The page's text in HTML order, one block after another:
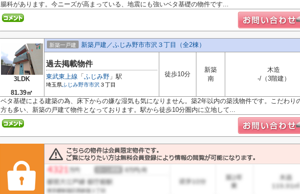
腸科があります。今ニーズが高まっている、地震にも強いベタ基礎の物件です...
3LDK
81.39㎡
新築一戸建 新築戸建／ふじみ野市市沢３丁目（全2棟）
過去掲載物件
東武東上線 「 ふじみ野 」駅
埼玉県ふじみ野市市沢 ３丁目
徒歩10分
新築
南
木造
-/（3階建）
ベタ基礎による建築の為、床下からの嫌な湿気も気になりません。築2年以内の築浅物件です。こだわり
方も多い、新築の戸建て物件となっております。駅から徒歩10分圏内に立地して...